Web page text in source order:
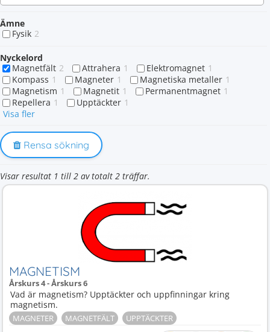
Ämne
Fysik 2
Nyckelord
Magnetfält 2 Attrahera 1 Elektromagnet 1
Kompass 1 Magneter 1 Magnetiska metaller 1
Magnetism 1 Magnetit 1 Permanentmagnet 1
Repellera 1 Upptäckter 1
Visa fler
Rensa sökning
Visar resultat 1 till 2 av totalt 2 träffar.
MAGNETISM
Årskurs 4 - Årskurs 6
Vad är magnetism? Upptäckter och uppfinningar kring
magnetism.
MAGNETER MAGNETFÄLT UPPTÄCKTER